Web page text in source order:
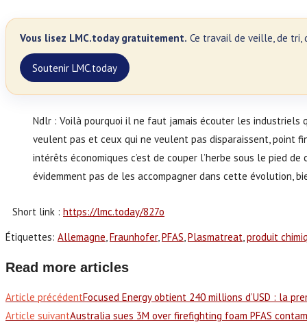
Vous lisez LMC.today gratuitement. Ce travail de veille, de tri,
Soutenir LMC.today
Ndlr : Voilà pourquoi il ne faut jamais écouter les industriels
veulent pas et ceux qui ne veulent pas disparaissent, point
intérêts économiques c’est de couper l’herbe sous le pied
évidemment pas de les accompagner dans cette évolution,
Short link : https://lmc.today/827o
Étiquettes: Allemagne, Fraunhofer, PFAS, Plasmatreat, produit
Read more articles
Article précédentFocused Energy obtient 240 millions d’USD : la
Article suivantAustralia sues 3M over firefighting foam PFAS